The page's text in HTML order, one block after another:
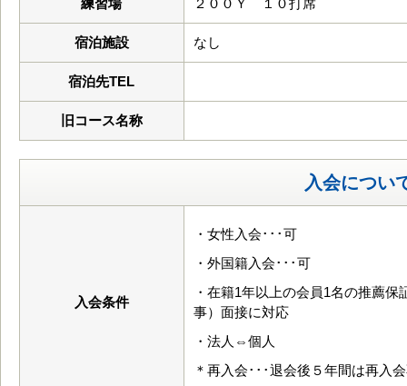
練習場 ２００Ｙ １０打席
宿泊施設 なし
宿泊先TEL
旧コース名称
入会につい
入会条件
・女性入会･･･可
・外国籍入会･･･可
・在籍1年以上の会員1名の推薦
事）面接に対応
・法人⇔個人
＊再入会･･･退会後５年間は再入